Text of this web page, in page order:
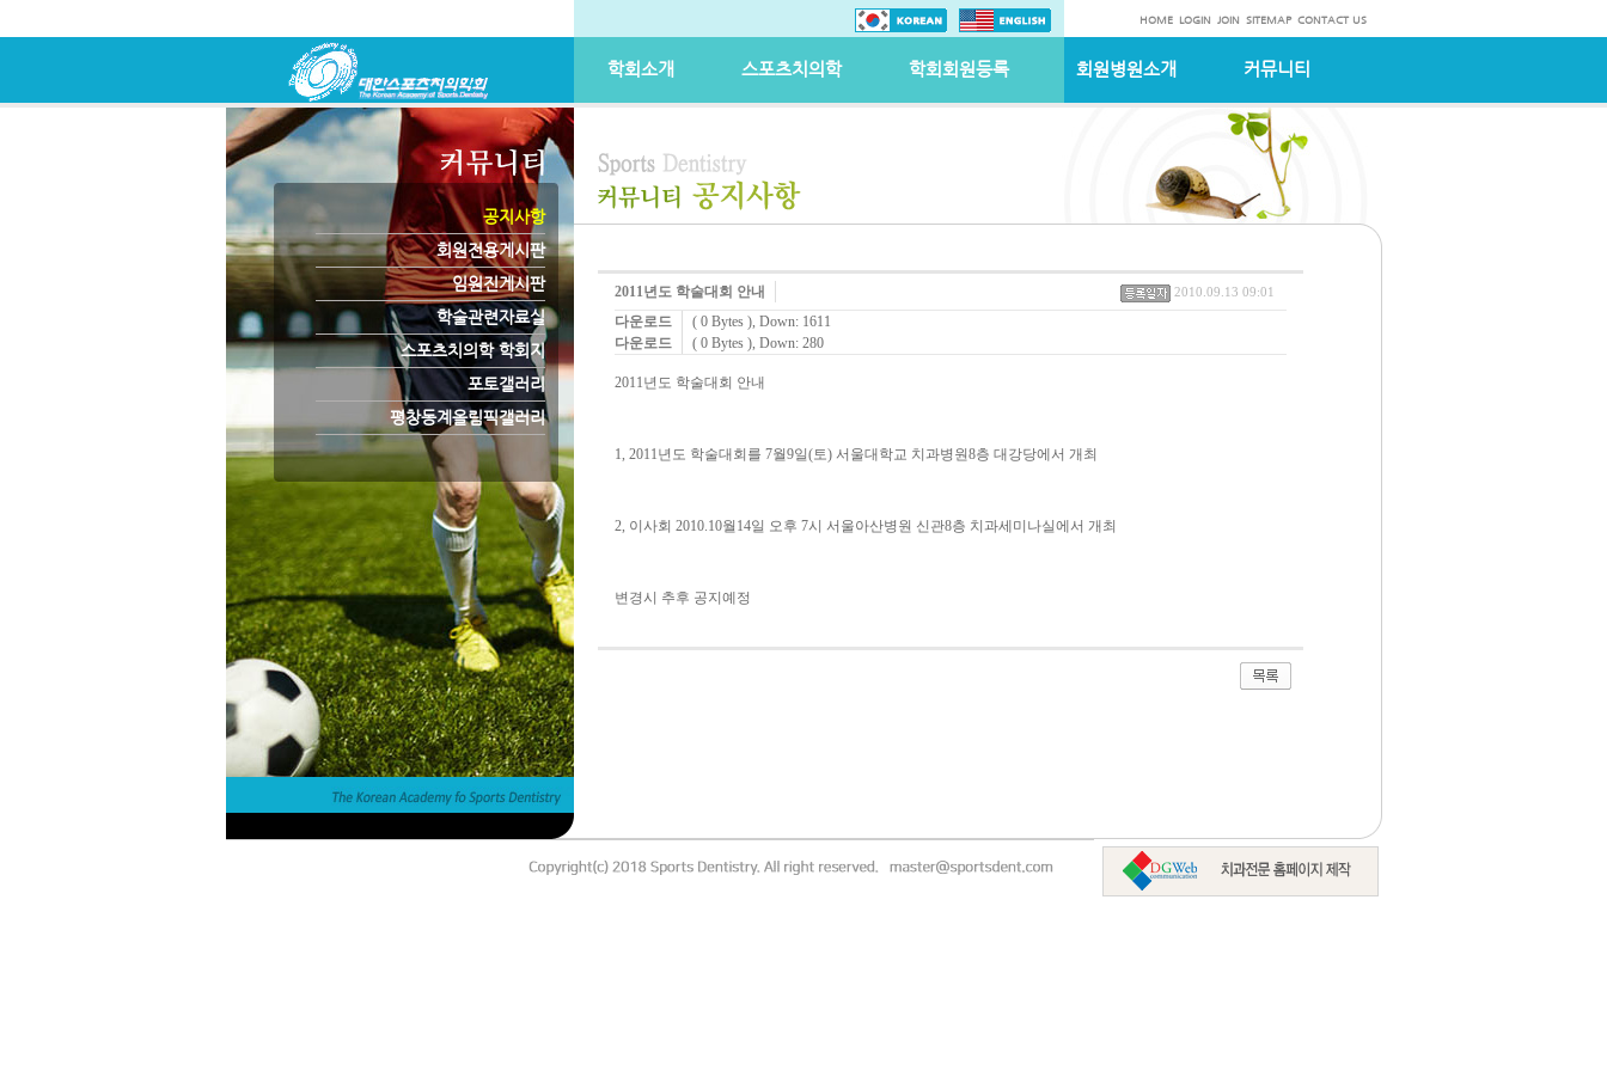
HOME LOGIN JOIN SITEMAP CONTACT US
학회소개 스포츠치의학 학회회원등록 회원병원소개 커뮤니티
공지사항
회원전용게시판
임원진게시판
학술관련자료실
스포츠치의학 학회지
포토갤러리
평창동계올림픽갤러리
2011년도 학술대회 안내 2010.09.13 09:01
다운로드 ( 0 Bytes ), Down: 1611
다운로드
( 0 Bytes ), Down: 280
2011년도 학술대회 안내
1, 2011년도 학술대회를 7월9일(토) 서울대학교 치과병원8층 대강당에서 개최
2, 이사회 2010.10월14일 오후 7시 서울아산병원 신관8층 치과세미나실에서 개최
변경시 추후 공지예정